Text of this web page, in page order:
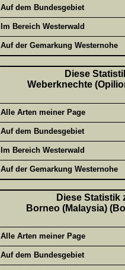
Auf dem Bundesgebiet
Im Bereich Westerwald
Auf der Gemarkung Westernohe
Diese
Weberknechte
Alle Arten meiner Page
Auf dem Bundesgebiet
Im Bereich Westerwald
Auf der Gemarkung Westernohe
Diese Statistik
Borneo (Malaysia)
Alle Arten meiner Page
Auf dem Bundesgebiet